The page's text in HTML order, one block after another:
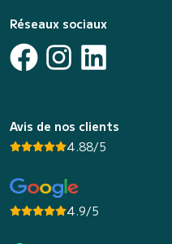
Réseaux sociaux
Avis de nos clients
4.88/5
4.9/5